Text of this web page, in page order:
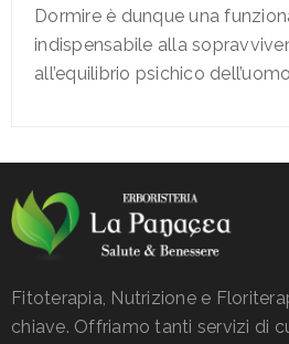
Dormire è dunque una
indispensabile alla
all’equilibrio psichico
Fitoterapia, Nutrizione e
chiave. Offriamo tanti servizi di